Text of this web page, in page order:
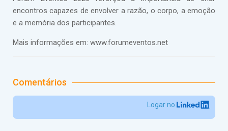
encontros capazes de envolver a razão, o corpo, a emoção
e a memória dos participantes.
Mais informações em: www.forumeventos.net
Comentários
Logar no